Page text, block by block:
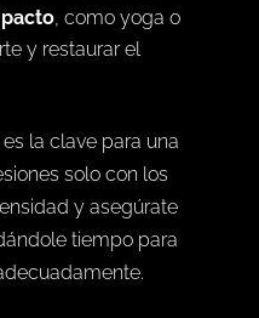
, como yoga o
y restaurar el
la clave para una
solo con los
y asegúrate
tiempo para